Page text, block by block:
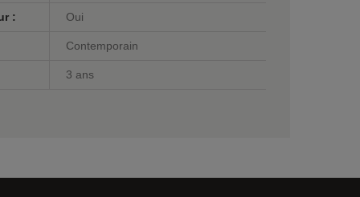
: Oui
Contemporain
3 ans